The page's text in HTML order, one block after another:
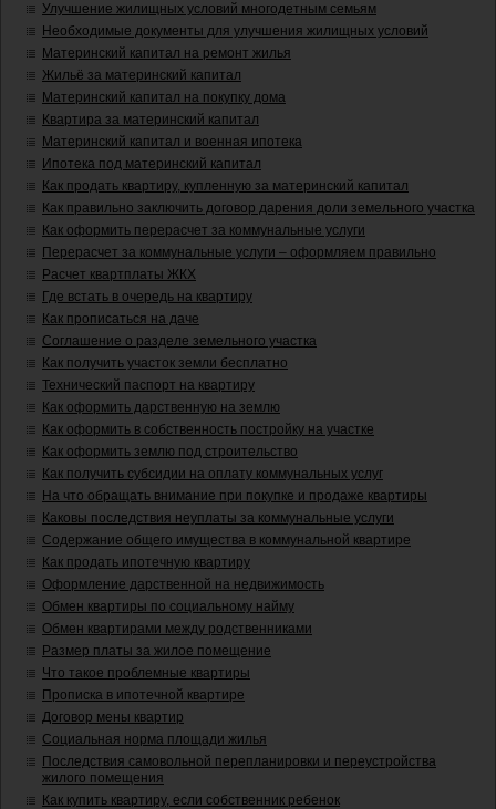
Улучшение жилищных условий многодетным семьям
Необходимые документы для улучшения жилищных условий
Материнский капитал на ремонт жилья
Жильё за материнский капитал
Материнский капитал на покупку дома
Квартира за материнский капитал
Материнский капитал и военная ипотека
Ипотека под материнский капитал
Как продать квартиру, купленную за материнский капитал
Как правильно заключить договор дарения доли земельного участка
Как оформить перерасчет за коммунальные услуги
Перерасчет за коммунальные услуги – оформляем правильно
Расчет квартплаты ЖКХ
Где встать в очередь на квартиру
Как прописаться на даче
Соглашение о разделе земельного участка
Как получить участок земли бесплатно
Технический паспорт на квартиру
Как оформить дарственную на землю
Как оформить в собственность постройку на участке
Как оформить землю под строительство
Как получить субсидии на оплату коммунальных услуг
На что обращать внимание при покупке и продаже квартиры
Каковы последствия неуплаты за коммунальные услуги
Содержание общего имущества в коммунальной квартире
Как продать ипотечную квартиру
Оформление дарственной на недвижимость
Обмен квартиры по социальному найму
Обмен квартирами между родственниками
Размер платы за жилое помещение
Что такое проблемные квартиры
Прописка в ипотечной квартире
Договор мены квартир
Социальная норма площади жилья
Последствия самовольной перепланировки и переустройства
жилого помещения
Как купить квартиру, если собственник ребенок